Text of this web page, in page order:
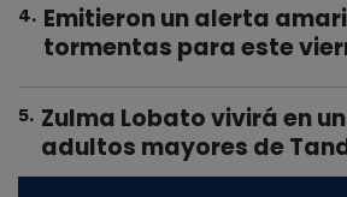
4. Emitieron un alerta
tormentas para este
5. Zulma Lobato vivirá en
adultos mayores de